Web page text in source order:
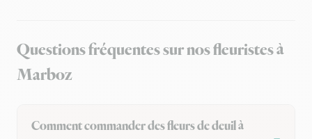
Questions fréquentes sur nos fleuristes à
Marboz
Comment commander des fleurs de deuil à